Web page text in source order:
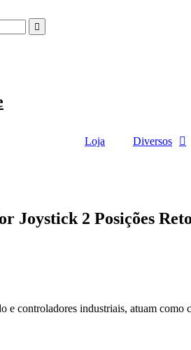
Loja Diversos
Joystick 2 Posições
e controladores industriais, atuam